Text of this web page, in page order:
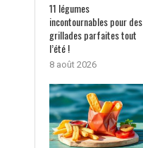
11 légumes
incontournables pour des
grillades parfaites tout
l’été !
8 août 2026